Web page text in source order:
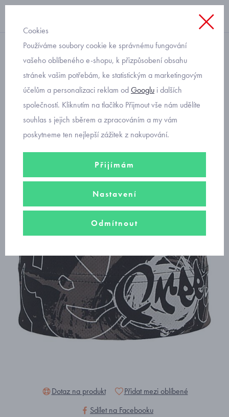
funkční nezateplené
dětská funkční čepice RDX
free street F1313
Dotaz na produkt
Přidat mezi oblíbené
Sdílet na Facebooku
Cookies
Používáme soubory cookie ke správnému fungování
vašeho oblíbeného e-shopu, k přizpůsobení obsahu
stránek vašim potřebám, ke statistickým a marketingovým
účelům a personalizaci reklam odGooglu i dalších
společností. Kliknutím na tlačítko Přijmout vše nám udělíte
souhlas s jejich sběrem a zpracováním a my vám
poskytneme ten nejlepší zážitek z nakupování.
Přijímám
Nastavení
Odmítnout